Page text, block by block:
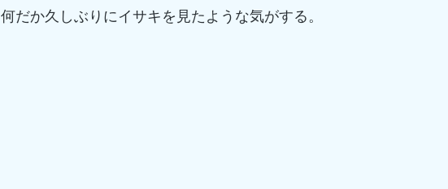
何だか久しぶりにイサキを見たような気がする。